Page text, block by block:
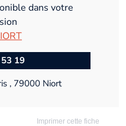
dans votre
19
, 79000 Niort
Imprimer cette fiche